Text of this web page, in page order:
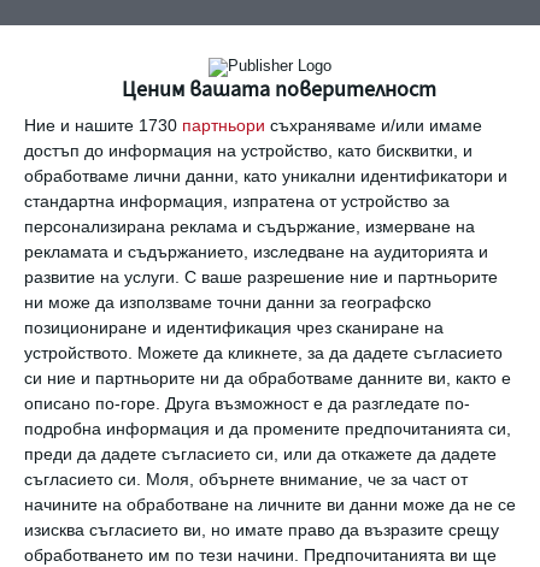
Ценим вашата поверителност
Ние и нашите 1730 партньори съхраняваме и/или имаме
достъп до информация на устройство, като бисквитки, и
обработваме лични данни, като уникални идентификатори и
стандартна информация, изпратена от устройство за
персонализирана реклама и съдържание, измерване на
рекламата и съдържанието, изследване на аудиторията и
развитие на услуги. С ваше разрешение ние и партньорите
ни може да използваме точни данни за географско
позициониране и идентификация чрез сканиране на
устройството. Можете да кликнете, за да дадете съгласието
си ние и партньорите ни да обработваме данните ви, както е
описано по-горе. Друга възможност е да разгледате по-
подробна информация и да промените предпочитанията си,
преди да дадете съгласието си, или да откажете да дадете
съгласието си. Моля, обърнете внимание, че за част от
начините на обработване на личните ви данни може да не се
изисква съгласието ви, но имате право да възразите срещу
обработването им по тези начини. Предпочитанията ви ще
Постигането на всяка цел изисква честен и
редовен мониторинг на напредъка. Ако не
знаете колко добре се справяте, не можете
да коригирате поведението и стратегията
си.
4. Те са реалистични оптимисти
Когато определяте целта си, се
ангажирайте с много позитивно мислене. Да
вярвате в способността си да успеете, е
изключително полезно за постигането и
поддържането на вашата мотивация.